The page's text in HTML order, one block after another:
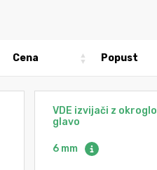
Cena Popust
VDE izvijači z okroglo
glavo
6 mm